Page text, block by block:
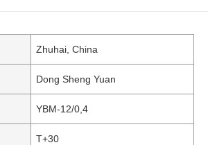
Zhuhai, China
Dong Sheng Yuan
YBM-12/0,4
T+30